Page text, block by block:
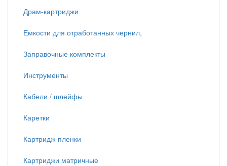
Драм-картриджи
Емкости для отработанных чернил,
Заправочные комплекты
Инструменты
Кабели / шлейфы
Каретки
Картридж-пленки
Картриджи матричные